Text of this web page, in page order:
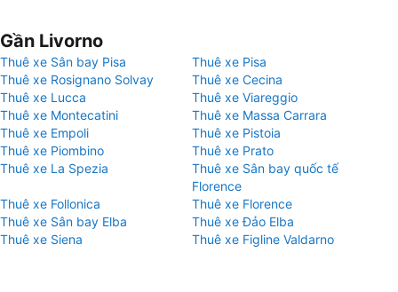
Gần Livorno
Thuê xe Sân bay Pisa
Thuê xe Pisa
Thuê xe Rosignano Solvay
Thuê xe Cecina
Thuê xe Lucca
Thuê xe Viareggio
Thuê xe Montecatini
Thuê xe Massa Carrara
Thuê xe Empoli
Thuê xe Pistoia
Thuê xe Piombino
Thuê xe Prato
Thuê xe La Spezia
Thuê xe Sân bay quốc tế
Florence
Thuê xe Follonica
Thuê xe Florence
Thuê xe Sân bay Elba
Thuê xe Đảo Elba
Thuê xe Siena
Thuê xe Figline Valdarno